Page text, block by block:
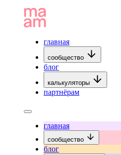
главная
сообщество
блог
калькуляторы
партнёрам
главная
сообщество
блог